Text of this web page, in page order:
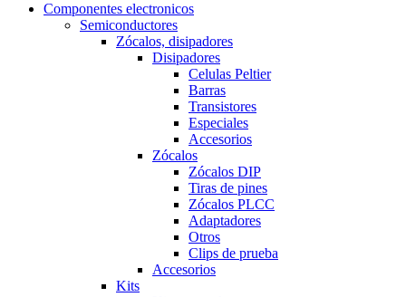
Componentes electronicos
Semiconductores
Zócalos, disipadores
Disipadores
Celulas Peltier
Barras
Transistores
Especiales
Accesorios
Zócalos
Zócalos DIP
Tiras de pines
Zócalos PLCC
Adaptadores
Otros
Clips de prueba
Accesorios
Kits